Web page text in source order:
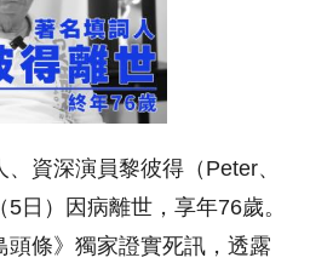
資深演員黎彼得（Peter、
日）因病離世，享年76歲。
頭條》獨家證實死訊，透露